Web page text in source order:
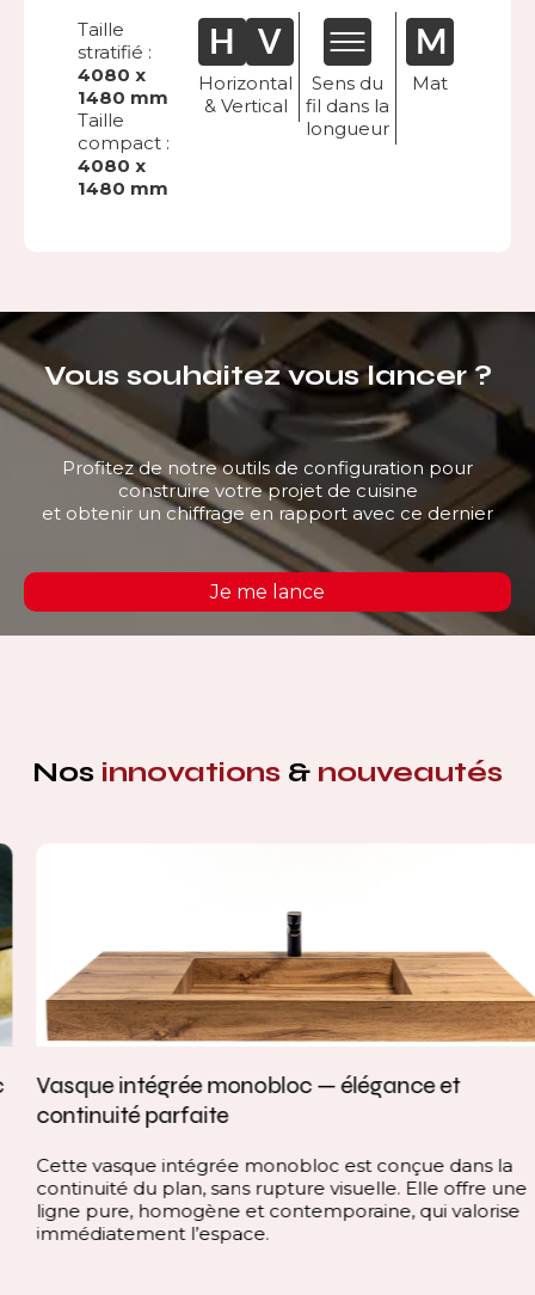
Taille
stratifié :
4080 x
1480 mm
Taille
compact :
4080 x
1480 mm
Horizontal
& Vertical
Sens du
fil dans la
longueur
Mat
Vous souhaitez vous lancer ?
Profitez de notre outils de configuration pour
construire votre projet de cuisine
et obtenir un chiffrage en rapport avec ce dernier
Je me lance
Nos innovations & nouveautés
Vasque intégrée monobloc — élégance et
continuité parfaite
Cette vasque intégrée monobloc est conçue dans la
continuité du plan, sans rupture visuelle. Elle offre une
ligne pure, homogène et contemporaine, qui valorise
immédiatement l’espace.